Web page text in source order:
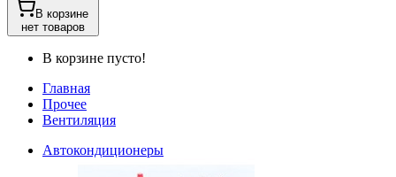
В корзине
нет товаров
В корзине пусто!
Главная
Прочее
Вентиляция
Автокондиционеры